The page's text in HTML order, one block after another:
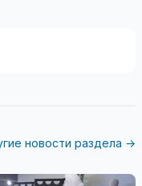
новости раздела →